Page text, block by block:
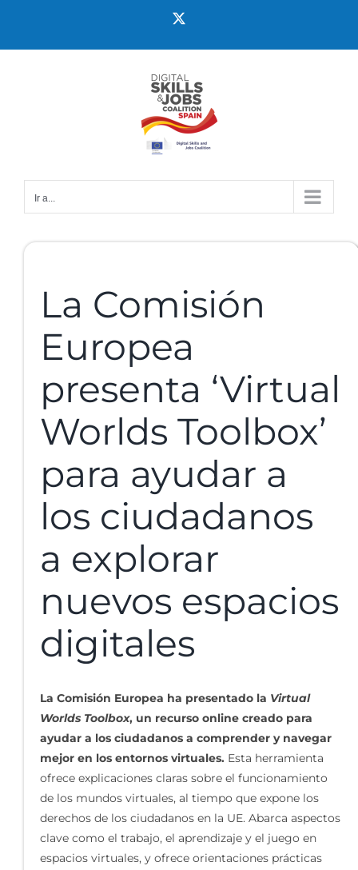
Ir a...
La Comisión
Europea
presenta ‘Virtual
Worlds Toolbox’
para ayudar a
los ciudadanos
a explorar
nuevos espacios
digitales
La Comisión Europea ha presentado la Virtual
Worlds Toolbox, un recurso online creado para
ayudar a los ciudadanos a comprender y navegar
mejor en los entornos virtuales. Esta herramienta
ofrece explicaciones claras sobre el funcionamiento
de los mundos virtuales, al tiempo que expone los
derechos de los ciudadanos en la UE. Abarca aspectos
clave como el trabajo, el aprendizaje y el juego en
espacios virtuales, y ofrece orientaciones prácticas